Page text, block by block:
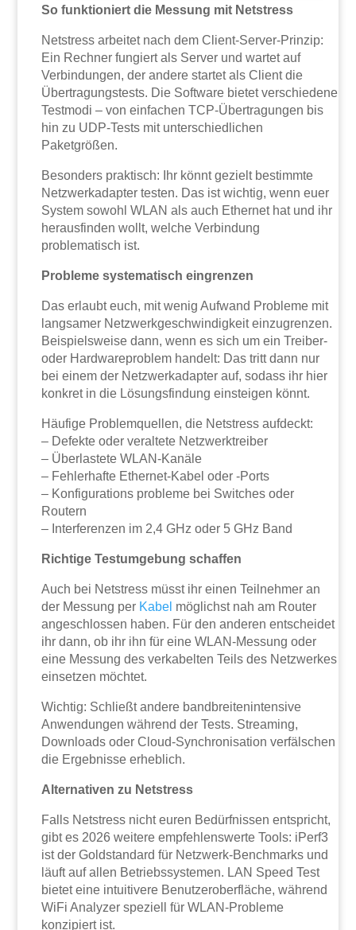
So funktioniert die Messung mit Netstress
Netstress arbeitet nach dem Client-Server-Prinzip:
Ein Rechner fungiert als Server und wartet auf
Verbindungen, der andere startet als Client die
Übertragungstests. Die Software bietet verschiedene
Testmodi – von einfachen TCP-Übertragungen bis
hin zu UDP-Tests mit unterschiedlichen
Paketgrößen.
Besonders praktisch: Ihr könnt gezielt bestimmte
Netzwerkadapter testen. Das ist wichtig, wenn euer
System sowohl WLAN als auch Ethernet hat und ihr
herausfinden wollt, welche Verbindung
problematisch ist.
Probleme systematisch eingrenzen
Das erlaubt euch, mit wenig Aufwand Probleme mit
langsamer Netzwerkgeschwindigkeit einzugrenzen.
Beispielsweise dann, wenn es sich um ein Treiber-
oder Hardwareproblem handelt: Das tritt dann nur
bei einem der Netzwerkadapter auf, sodass ihr hier
konkret in die Lösungsfindung einsteigen könnt.
Häufige Problemquellen, die Netstress aufdeckt:
– Defekte oder veraltete Netzwerktreiber
– Überlastete WLAN-Kanäle
– Fehlerhafte Ethernet-Kabel oder -Ports
– Konfigurations probleme bei Switches oder
Routern
– Interferenzen im 2,4 GHz oder 5 GHz Band
Richtige Testumgebung schaffen
Auch bei Netstress müsst ihr einen Teilnehmer an
der Messung per Kabel möglichst nah am Router
angeschlossen haben. Für den anderen entscheidet
ihr dann, ob ihr ihn für eine WLAN-Messung oder
eine Messung des verkabelten Teils des Netzwerkes
einsetzen möchtet.
Wichtig: Schließt andere bandbreitenintensive
Anwendungen während der Tests. Streaming,
Downloads oder Cloud-Synchronisation verfälschen
die Ergebnisse erheblich.
Alternativen zu Netstress
Falls Netstress nicht euren Bedürfnissen entspricht,
gibt es 2026 weitere empfehlenswerte Tools: iPerf3
ist der Goldstandard für Netzwerk-Benchmarks und
läuft auf allen Betriebssystemen. LAN Speed Test
bietet eine intuitivere Benutzeroberfläche, während
WiFi Analyzer speziell für WLAN-Probleme
konzipiert ist.